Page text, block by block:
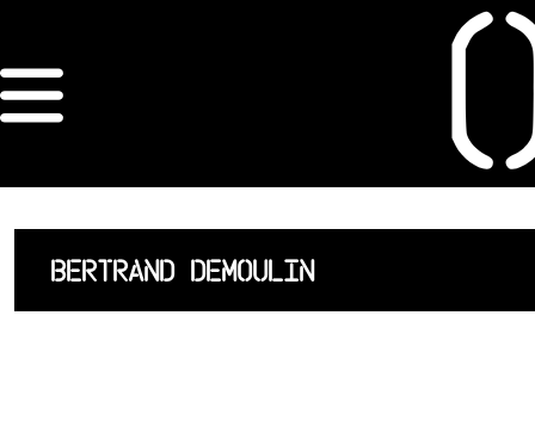
ORDRE DES
ARCHITECTES
ACCUEIL
LISTE DES
BERTRAND DEMOULIN